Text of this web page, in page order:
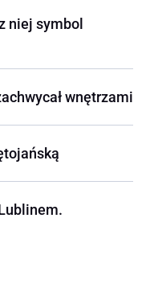
niej symbol
wnętrzami